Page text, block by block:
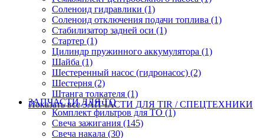
Соленоид гидравлики (1)
Соленоид отключения подачи топлива (1)
Стабилизатор задней оси (1)
Стартер (1)
Цилиндр пружинного аккумулятора (1)
Шайба (1)
Шестеренный насос (гидронасос) (2)
Шестерня (2)
Штанга толкателя (1)
Показать все ЗАПЧАСТИ ДЛЯ TIR / СПЕЦТЕХНИКИ
ЗАПЧАСТИ ДЛЯ ТО
Комплект фильтров для ТО (1)
Свеча зажигания (145)
Свеча накала (30)